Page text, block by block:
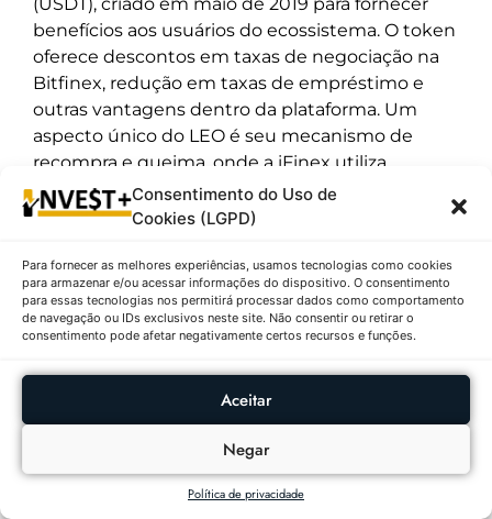
Consentimento do Uso de
Cookies (LGPD)
Para fornecer as melhores experiências, usamos tecnologias como cookies
para armazenar e/ou acessar informações do dispositivo. O consentimento
para essas tecnologias nos permitirá processar dados como comportamento
de navegação ou IDs exclusivos neste site. Não consentir ou retirar o
consentimento pode afetar negativamente certos recursos e funções.
Aceitar
Negar
Política de privacidade
benefícios aos usuários do ecossistema. O token
oferece descontos em taxas de negociação na
Bitfinex, redução em taxas de empréstimo e
outras vantagens dentro da plataforma. Um
aspecto único do LEO é seu mecanismo de
recompra e queima, onde a iFinex utiliza
mensalmente pelo menos 27% de suas receitas
consolidadas para recomprar tokens do
Este modelo deflacionário tem contribuído para
a estabilidade de preço do token ao longo do
tempo. O LEO também oferece utilidade no
ecossistema mais amplo da iFinex, incluindo
benefícios em outras plataformas e serviços.
Recentemente, a Bitfinex tem expandido seus
serviços e produtos, potencialmente
aumentando a utilidade do token LEO. A baixa
volatilidade e modelo econômico único tornam
o LEO atrativo para holders de longo prazo que